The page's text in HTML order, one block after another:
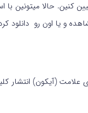
کنین. حالا میتونین
و یا اون رو دانلود
علامت (آیکون) انتشار